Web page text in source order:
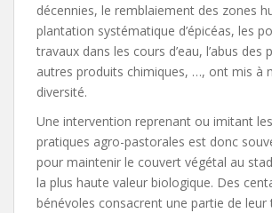
décennies, le remblaiement des zones
plantation systématique d’épicéas, les
travaux dans les cours d’eau, l’abus des
autres produits chimiques, …, ont mis à
diversité.
Une intervention reprenant ou imitant
pratiques agro-pastorales est donc
pour maintenir le couvert végétal au
la plus haute valeur biologique. Des
bénévoles consacrent une partie de leur